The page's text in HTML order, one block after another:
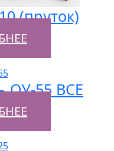
(пруток)
ОУ-55 ВСЕ